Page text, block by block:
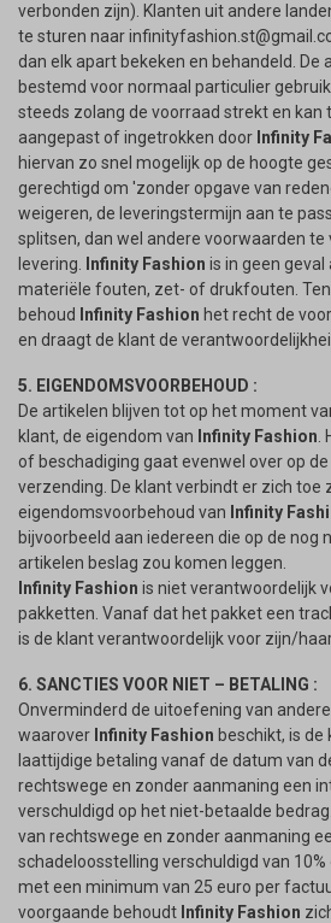
verbonden zijn). Klanten uit andere
te sturen naar
dan elk apart bekeken en behandeld. De
bestemd voor normaal particulier
steeds zolang de voorraad strekt en kan
aangepast of ingetrokken door Infinity
hiervan zo snel mogelijk op de hoogte
gerechtigd om 'zonder opgave van
weigeren, de leveringstermijn aan te
splitsen, dan wel andere voorwaarden te
levering. Infinity Fashion is in geen geval
materiële fouten, zet- of drukfouten.
behoud
Infinity Fashion het recht de
en draagt de klant de
5. EIGENDOMSVOORBEHOUD :
De artikelen blijven tot op het moment
klant, de eigendom van Infinity Fashion
of beschadiging gaat evenwel over op
verzending. De klant verbindt er zich toe
eigendomsvoorbehoud van Infinity
bijvoorbeeld aan iedereen die op de nog
artikelen beslag zou komen leggen.
Infinity Fashion is niet verantwoordelijk
pakketten. Vanaf dat het pakket een
is de klant verantwoordelijk voor zijn/
6. SANCTIES VOOR NIET – BETALING :
Onverminderd de uitoefening van
waarover Infinity Fashion beschikt, is
laattijdige betaling vanaf de datum van
rechtswege en zonder aanmaning een
verschuldigd op het niet-betaalde
van rechtswege en zonder aanmaning
schadeloosstelling verschuldigd van
met een minimum van 25 euro per
voorgaande behoudt Infinity Fashion